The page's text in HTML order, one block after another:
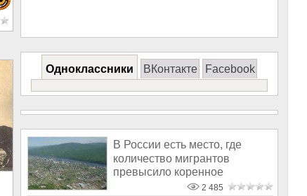
Одноклассники ВКонтакте Facebook
В России есть место, где
количество мигрантов
превысило коренное
население. Что их2 485